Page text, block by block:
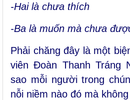
-Hai là chưa thích
-Ba là muốn mà chưa
Phải chăng đây là một
viên Đoàn Thanh Tráng
sao mỗi người trong
nỗi niềm nào đó mà